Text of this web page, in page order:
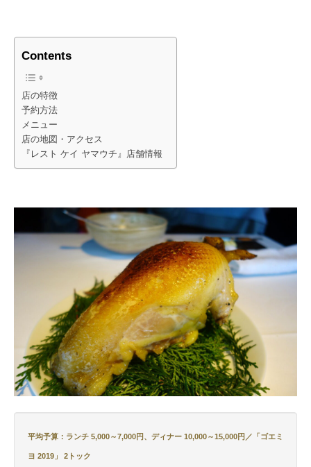
Contents
店の特徴
予約方法
メニュー
店の地図・アクセス
『レスト ケイ ヤマウチ』店舗情報
平均予算：ランチ 5,000～7,000円、ディナー 10,000～15,000円／ 「ゴエミ
ヨ 2019」 2トック